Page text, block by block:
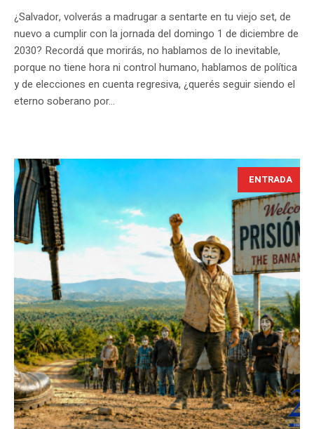
¿Salvador, volverás a madrugar a sentarte en tu viejo set, de
nuevo a cumplir con la jornada del domingo 1 de diciembre de
2030? Recordá que morirás, no hablamos de lo inevitable,
porque no tiene hora ni control humano, hablamos de política
y de elecciones en cuenta regresiva, ¿querés seguir siendo el
eterno soberano por...
ENTRADA